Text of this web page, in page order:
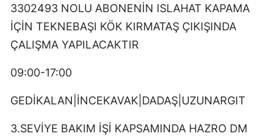
3302493 NOLU ABONENİN ISLAHAT KAPAMA
İÇİN TEKNEBAŞI KÖK KIRMATAŞ ÇIKIŞINDA
ÇALIŞMA YAPILACAKTIR
09:00-17:00
GEDİKALAN|İNCEKAVAK|DADAŞ|UZUNARGIT
3.SEVİYE BAKIM İŞİ KAPSAMINDA HAZRO DM